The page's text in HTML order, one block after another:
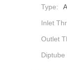
Type:
Inlet
Outlet
Diptube